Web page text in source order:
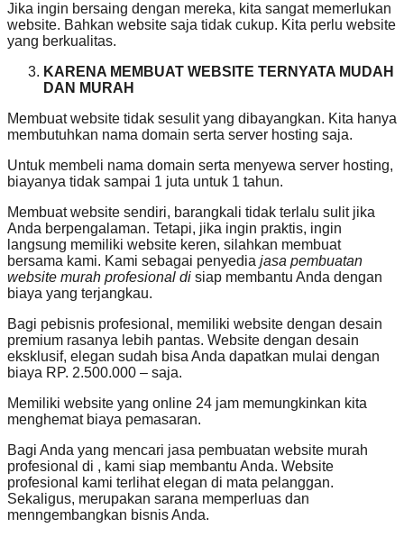
Jika ingin bersaing dengan mereka, kita sangat memerlukan
website. Bahkan website saja tidak cukup. Kita perlu website
yang berkualitas.
KARENA MEMBUAT WEBSITE TERNYATA MUDAH
DAN MURAH
Membuat website tidak sesulit yang dibayangkan. Kita hanya
membutuhkan nama domain serta server hosting saja.
Untuk membeli nama domain serta menyewa server hosting,
biayanya tidak sampai 1 juta untuk 1 tahun.
Membuat website sendiri, barangkali tidak terlalu sulit jika
Anda berpengalaman. Tetapi, jika ingin praktis, ingin
langsung memiliki website keren, silahkan membuat
bersama kami. Kami sebagai penyedia jasa pembuatan
website murah profesional di siap membantu Anda dengan
biaya yang terjangkau.
Bagi pebisnis profesional, memiliki website dengan desain
premium rasanya lebih pantas. Website dengan desain
eksklusif, elegan sudah bisa Anda dapatkan mulai dengan
biaya RP. 2.500.000 – saja.
Memiliki website yang online 24 jam memungkinkan kita
menghemat biaya pemasaran.
Bagi Anda yang mencari jasa pembuatan website murah
profesional di , kami siap membantu Anda. Website
profesional kami terlihat elegan di mata pelanggan.
Sekaligus, merupakan sarana memperluas dan
menngembangkan bisnis Anda.